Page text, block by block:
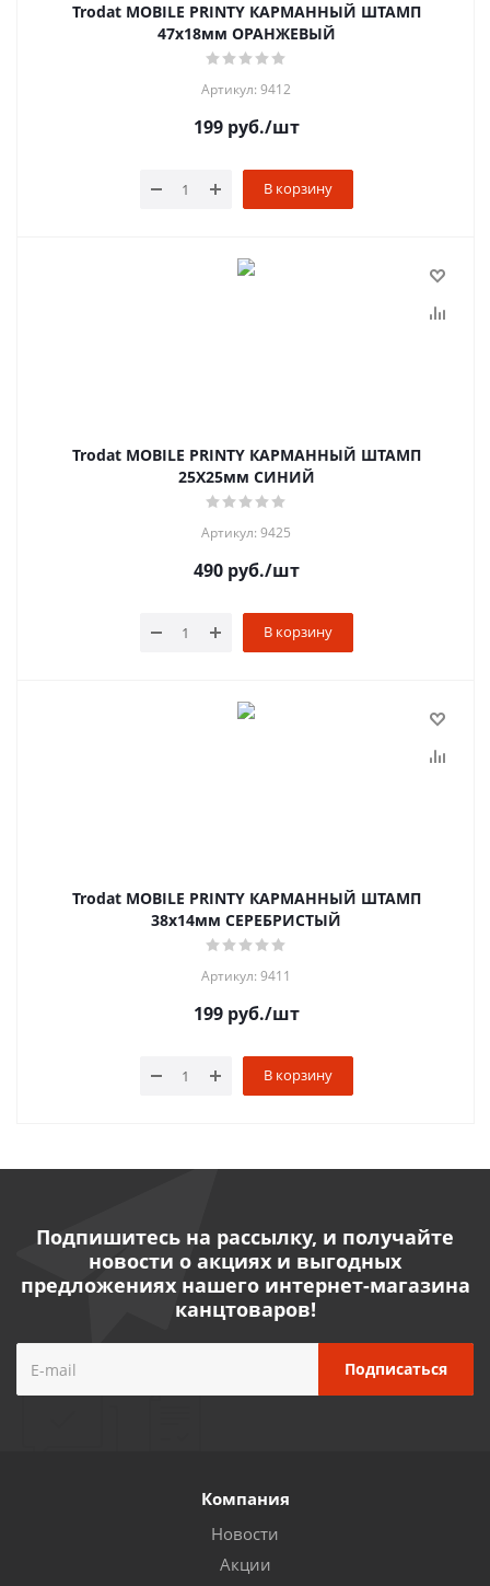
Trodat MOBILE PRINTY КАРМАННЫЙ ШТАМП
47х18мм ОРАНЖЕВЫЙ
Артикул: 9412
199руб./шт
В корзину
Trodat MOBILE PRINTY КАРМАННЫЙ ШТАМП
25Х25мм СИНИЙ
Артикул: 9425
490руб./шт
В корзину
Trodat MOBILE PRINTY КАРМАННЫЙ ШТАМП
38х14мм СЕРЕБРИСТЫЙ
Артикул: 9411
199руб./шт
В корзину
Подпишитесь на рассылку, и получайте
новости о акциях и выгодных
предложениях нашего интернет-магазина
канцтоваров!
Компания
Новости
Акции